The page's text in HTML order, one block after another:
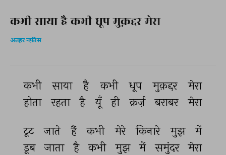
कभी साया है कभी धूप मुक़द्दर मेरा
अतहर नफ़ीस
कभी साया है कभी धूप मुक़द्दर
मेरा
होता
रहता है यूँ ही क़र्ज़ बराबर मेरा
टूट जाते हैं कभी मेरे किनारे मुझ
में
डूब
जाता है कभी मुझ में समुंदर मेरा